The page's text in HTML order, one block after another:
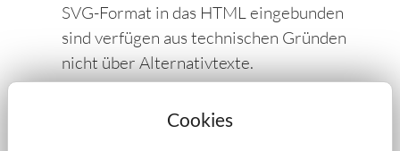
SVG-Format in das HTML eingebunden
sind verfügen aus technischen Gründen
nicht über Alternativtexte.
Interaktive und unwesentliche Elemente
Elemente wie Bildergalerien, Akkordeon-
Cookies